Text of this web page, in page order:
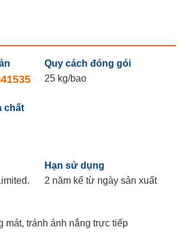
chất
Quy cách đóng gói
25 kg/bao
Hạn sử dụng
2 năm kể từ ngày sản xuất
mát, tránh ánh nắng trực tiếp